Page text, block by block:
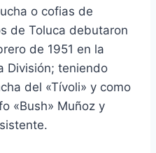
o cofias de
de Toluca debutaron
de 1951 en la
División; teniendo
del «Tívoli» y como
«Bush» Muñoz y